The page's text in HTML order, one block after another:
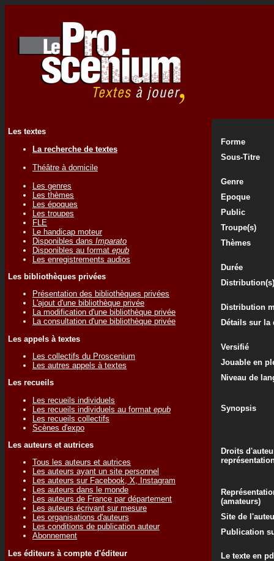
Les textes
La recherche de textes
Théâtre à domicile
Les genres
Les thèmes
Les époques
Les troupes
FLE
Le handicap moteur
Disponibles dans Imparato
Disponibles au format epub
Les enregistrements audios
Les bibliothèques privées
Présentation des bibliothèques privées
L'ajout d'une bibliothèque privée
La modification d'une bibliothèque privée
La consultation d'une bibliothèque privée
Les appels à textes
Les collectifs du Proscenium
Les autres appels à textes
Les recueils
Les recueils individuels
Les recueils individuels au format epub
Les recueils collectifs
Scènes d'expo
Les auteurs et autrices
Tous les auteurs et autrices
Les auteurs ayant un site personnel
Les auteurs sur Facebook, X, Instagram
Les auteurs dans le monde
Les auteurs de France par département
Les auteurs écrivant sur mesure
Les organisations d'auteurs
Les conditions de publication auteur
Abonnement
Les éditeurs à compte d'éditeur
Forme
Sous-Titre
Genre
Epoque
Public
Troupe(s)
Thèmes
Durée
Distribution(s)
Distribution
Détails sur
Versifié
Jouable en
Niveau de
Synopsis
Droits
(amateurs)
Site de
Publication
Le texte en